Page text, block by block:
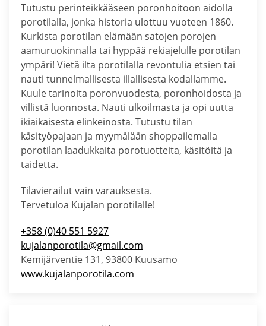
Tutustu perinteikkääseen poronhoitoon aidolla
porotilalla, jonka historia ulottuu vuoteen 1860.
Kurkista porotilan elämään satojen porojen
aamuruokinnalla tai hyppää rekiajelulle porotilan
ympäri! Vietä ilta porotilalla revontulia etsien tai
nauti tunnelmallisesta illallisesta kodallamme.
Kuule tarinoita poronvuodesta, poronhoidosta ja
villistä luonnosta. Nauti ulkoilmasta ja opi uutta
ikiaikaisesta elinkeinosta. Tutustu tilan
käsityöpajaan ja myymälään shoppailemalla
porotilan laadukkaita porotuotteita, käsitöitä ja
taidetta.
Tilavierailut vain varauksesta.
Tervetuloa Kujalan porotilalle!
+358 (0)40 551 5927
kujalanporotila@gmail.com
Kemijärventie 131, 93800 Kuusamo
www.kujalanporotila.com